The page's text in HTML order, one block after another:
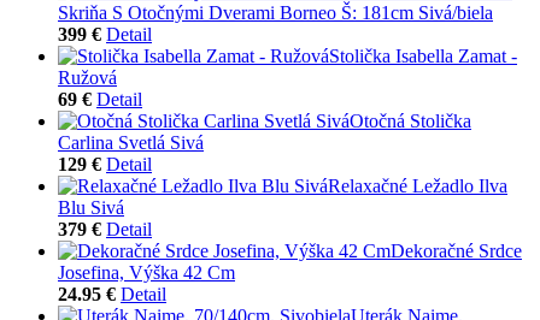
Skriňa S Otočnými Dverami Borneo Š: 181cm Sivá/biela
399 € Detail
Stolička Isabella Zamat -
Ružová
69 € Detail
Otočná Stolička
Carlina Svetlá Sivá
129 € Detail
Relaxačné Ležadlo Ilva
Blu Sivá
379 € Detail
Dekoračné Srdce
Josefina, Výška 42 Cm
24.95 € Detail
Uterák Naime,